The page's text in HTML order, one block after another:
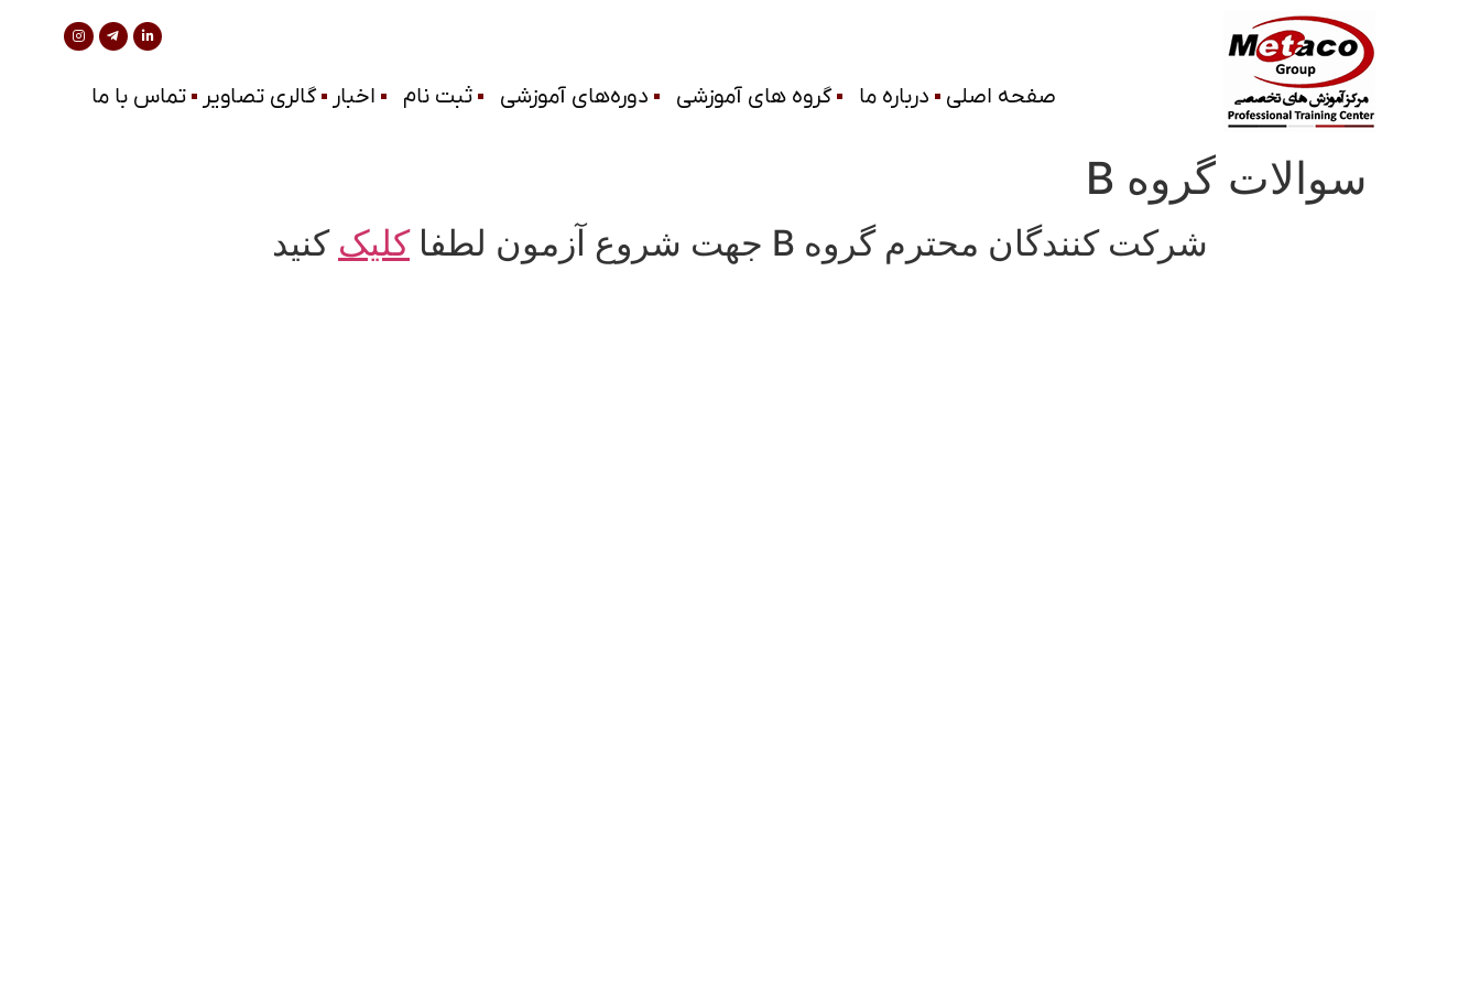
صفحه اصلی درباره ما گروه های آموزشی دوره‌های آموزشی ثبت نام اخبار گالری تصاویر تماس با ما
سوالات گروه B
شرکت کنندگان محترم گروه B جهت شروع آزمون لطفا کلیک کنید